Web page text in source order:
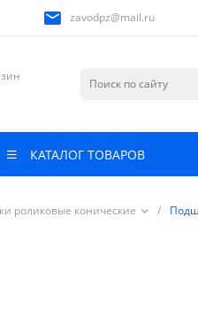
zavodpz@mail.ru
КАТАЛОГ ТОВАРОВ
роликовые конические /